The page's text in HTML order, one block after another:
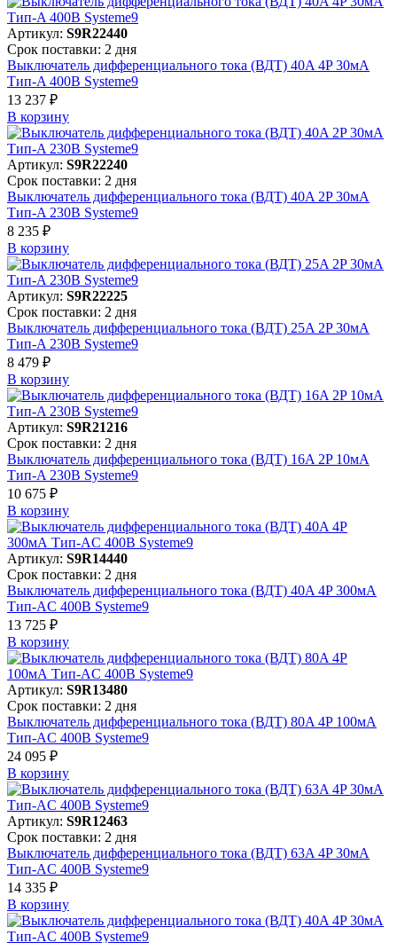
Артикул: S9R22440
Срок поставки: 2 дня
Выключатель дифференциального тока (ВДТ) 40A 4P 30мА
Тип-A 400В Systeme9
13 237 ₽
В корзинy
Артикул: S9R22240
Срок поставки: 2 дня
Выключатель дифференциального тока (ВДТ) 40A 2P 30мА
Тип-A 230В Systeme9
8 235 ₽
В корзинy
Артикул: S9R22225
Срок поставки: 2 дня
Выключатель дифференциального тока (ВДТ) 25A 2P 30мА
Тип-A 230В Systeme9
8 479 ₽
В корзинy
Артикул: S9R21216
Срок поставки: 2 дня
Выключатель дифференциального тока (ВДТ) 16A 2P 10мА
Тип-A 230В Systeme9
10 675 ₽
В корзинy
Артикул: S9R14440
Срок поставки: 2 дня
Выключатель дифференциального тока (ВДТ) 40A 4P 300мА
Тип-AC 400В Systeme9
13 725 ₽
В корзинy
Артикул: S9R13480
Срок поставки: 2 дня
Выключатель дифференциального тока (ВДТ) 80A 4P 100мА
Тип-AC 400В Systeme9
24 095 ₽
В корзинy
Артикул: S9R12463
Срок поставки: 2 дня
Выключатель дифференциального тока (ВДТ) 63A 4P 30мА
Тип-AC 400В Systeme9
14 335 ₽
В корзинy